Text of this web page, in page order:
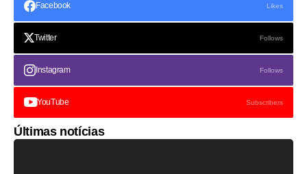
Facebook Likes
Twitter Follows
Instagram Follows
YouTube Subscribers
Últimas notícias